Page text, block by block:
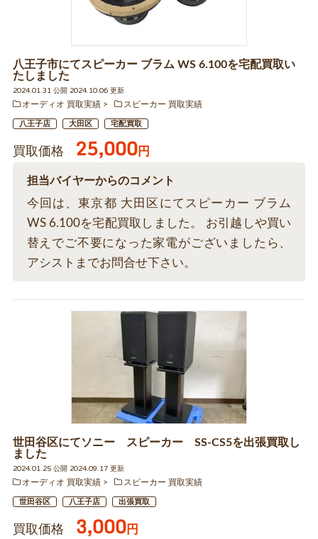
八王子市にてスピーカー ブラム WS 6.100を宅配買取い
たしました
2024.01.31 公開 2024.10.06 更新
オーディオ 買取実績
スピーカー 買取実績
八王子店 大田区 宅配買取
買取価格 25,000円
担当バイヤーからのコメント
今回は、東京都 大田区にてスピーカー ブラム
WS 6.100を宅配買取しました。 お引越しや買い
替えでご不要になった家電がございましたら、
アシストまでお問合せ下さい。
世田谷区にてソニー スピーカー SS-CS5を出張買取し
ました
2024.01.25 公開 2024.09.17 更新
オーディオ 買取実績
スピーカー 買取実績
世田谷区 八王子店 出張買取
買取価格 3,000円